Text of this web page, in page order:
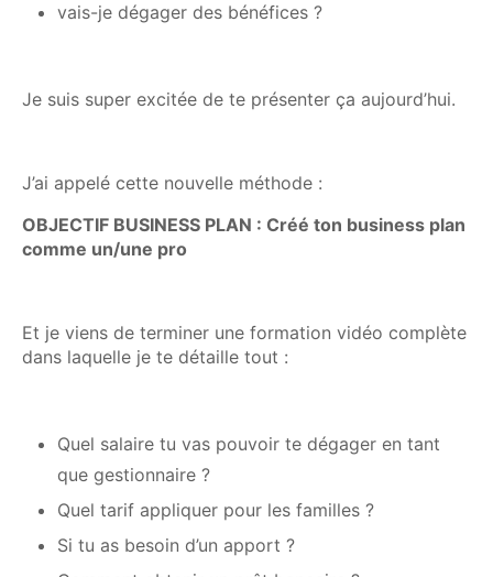
vais-je dégager des bénéfices ?
Je suis super excitée de te présenter ça aujourd’hui.
J’ai appelé cette nouvelle méthode :
OBJECTIF BUSINESS PLAN : Créé ton business plan
comme un/une pro
Et je viens de terminer une formation vidéo complète
dans laquelle je te détaille tout :
Quel salaire tu vas pouvoir te dégager en tant
que gestionnaire ?
Quel tarif appliquer pour les familles ?
Si tu as besoin d’un apport ?